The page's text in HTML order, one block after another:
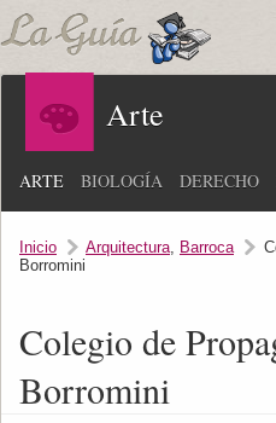
Arte
ARTE BIOLOGÍA DERECHO
Inicio Arquitectura, Barroca
Borromini
Colegio de
Borromini